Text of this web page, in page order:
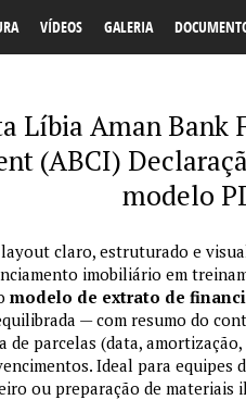
VÍDEOS GALERIA
Líbia Aman Bank
(ABCI)
modelo
claro, estruturado e
imobiliário em
modelo de extrato de
— com resumo do
de parcelas (data,
Ideal para equipes
ou preparação de materiais